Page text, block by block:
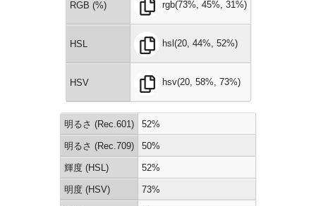
RGB (%) rgb(73%, 45%, 31%)
HSL hsl(20, 44%, 52%)
HSV hsv(20, 58%, 73%)
明るさ (Rec.601) 52%
明るさ (Rec.709) 50%
輝度 (HSL) 52%
明度 (HSV) 73%